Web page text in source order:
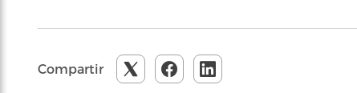
Compartir